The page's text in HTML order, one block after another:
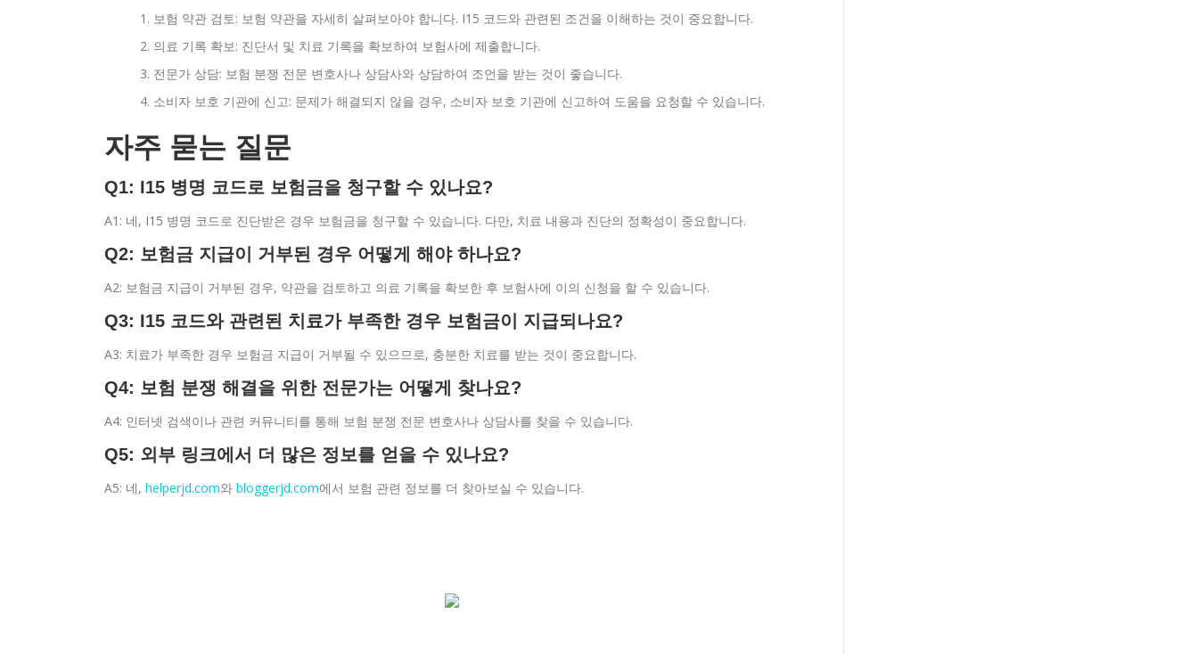
보험 약관 검토: 보험 약관을 자세히 살펴보아야 합니다. I15 코드와 관련된 조건을 이해하는 것이 중요합니다.
의료 기록 확보: 진단서 및 치료 기록을 확보하여 보험사에 제출합니다.
전문가 상담: 보험 분쟁 전문 변호사나 상담사와 상담하여 조언을 받는 것이 좋습니다.
소비자 보호 기관에 신고: 문제가 해결되지 않을 경우, 소비자 보호 기관에 신고하여 도움을 요청할 수 있습니다.
자주 묻는 질문
Q1: I15 병명 코드로 보험금을 청구할 수 있나요?
A1: 네, I15 병명 코드로 진단받은 경우 보험금을 청구할 수 있습니다. 다만, 치료 내용과 진단의 정확성이 중요합니다.
Q2: 보험금 지급이 거부된 경우 어떻게 해야 하나요?
A2: 보험금 지급이 거부된 경우, 약관을 검토하고 의료 기록을 확보한 후 보험사에 이의 신청을 할 수 있습니다.
Q3: I15 코드와 관련된 치료가 부족한 경우 보험금이 지급되나요?
A3: 치료가 부족한 경우 보험금 지급이 거부될 수 있으므로, 충분한 치료를 받는 것이 중요합니다.
Q4: 보험 분쟁 해결을 위한 전문가는 어떻게 찾나요?
A4: 인터넷 검색이나 관련 커뮤니티를 통해 보험 분쟁 전문 변호사나 상담사를 찾을 수 있습니다.
Q5: 외부 링크에서 더 많은 정보를 얻을 수 있나요?
A5: 네, helperjd.com와 bloggerjd.com에서 보험 관련 정보를 더 찾아보실 수 있습니다.